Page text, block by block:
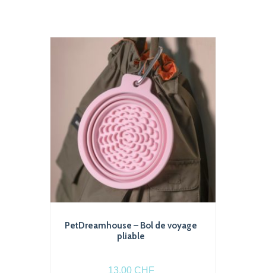
PetDreamhouse – Bol de voyage
pliable
13.00 CHF